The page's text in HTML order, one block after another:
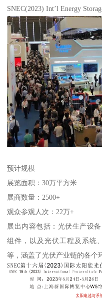
SNEC(2023) Int’l Energy
预计规模
展览面积：30万平方米
展商数量：2500+
观众参观人次：22万+
展出内容包括：光伏生产设
组件，以及光伏工程及系统
等，涵盖了光伏产业链的各个